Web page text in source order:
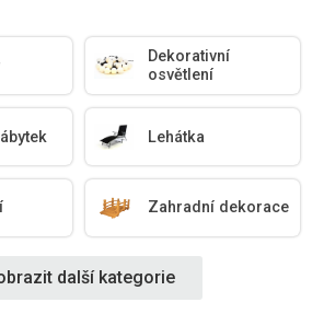
Dekorativní
osvětlení
Lehátka
Zahradní dekorace
další kategorie